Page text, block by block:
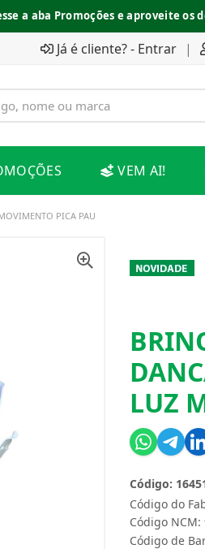
a aba Promoções e aproveite os
Já é cliente? - Entrar |
VEM AI!
PICA PAU
LUZ
Código do
Código:
Código NCM:
Código de